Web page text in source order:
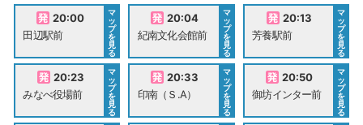
20:00
田辺駅前
マ
ッ
プ
を
見
る
20:04
紀南文化会館前
マ
ッ
プ
を
見
る
20:13
芳養駅前
マ
ッ
プ
を
見
る
20:23
みなべ役場前
マ
ッ
プ
を
見
る
20:33
印南（Ｓ.A）
マ
ッ
プ
を
見
る
20:50
御坊インター前
マ
ッ
プ
を
見
る